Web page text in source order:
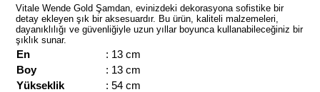
Vitale Wende Gold Şamdan, evinizdeki dekorasyona sofistike bir
detay ekleyen şık bir aksesuardır. Bu ürün, kaliteli malzemeleri,
dayanıklılığı ve güvenliğiyle uzun yıllar boyunca kullanabileceğiniz bir
şıklık sunar.
En
: 13 cm
Boy
: 13 cm
Yükseklik
: 54 cm